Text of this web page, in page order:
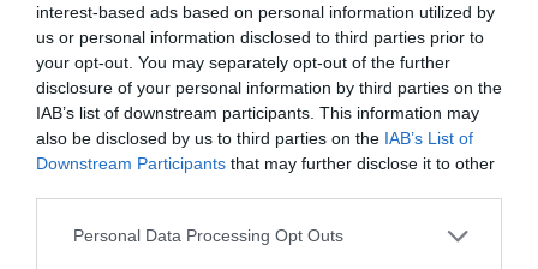
interest-based ads based on personal information utilized by
us or personal information disclosed to third parties prior to
your opt-out. You may separately opt-out of the further
disclosure of your personal information by third parties on the
IAB’s list of downstream participants. This information may
also be disclosed by us to third parties on the IAB’s List of
Downstream Participants that may further disclose it to other
Please note that this website/app uses one or more Google
Personal Data Processing Opt Outs
τον απέκτησε η Άρσεναλ. Στους «κανονιέρηδες»
έμεινε έξι χρόνια κατακτώντας πρωτάθλημα και
Κύπελλο, ενώ το 2006 αγωνίστηκε στον τελικό του
Champions League κόντρα στη Μπαρτσελόνα (σ.σ.
η Άρσεναλ ηττήθηκε με 2-1).
Το 2008 άρχισε η σχέση του Ζιλμπέρτο με τον